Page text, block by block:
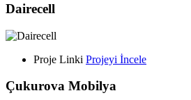
Dairecell
Proje Linki Projeyi İncele
Çukurova Mobilya